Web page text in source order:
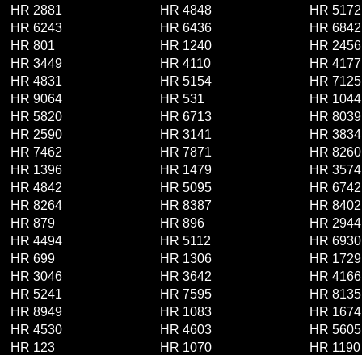
HR 2881
HR 4848
HR 5172
HR 6243
HR 6436
HR 6842
HR 801
HR 1240
HR 2456
HR 3449
HR 4110
HR 4177
HR 4831
HR 5154
HR 7125
HR 9064
HR 531
HR 1044
HR 5820
HR 6713
HR 8039
HR 2590
HR 3141
HR 3834
HR 7462
HR 7871
HR 8260
HR 1396
HR 1479
HR 3574
HR 4842
HR 5095
HR 6742
HR 8264
HR 8387
HR 8402
HR 879
HR 896
HR 2944
HR 4494
HR 5112
HR 6930
HR 699
HR 1306
HR 1729
HR 3046
HR 3642
HR 4166
HR 5241
HR 7595
HR 8135
HR 8949
HR 1083
HR 1674
HR 4530
HR 4603
HR 5605
HR 123
HR 1070
HR 1190